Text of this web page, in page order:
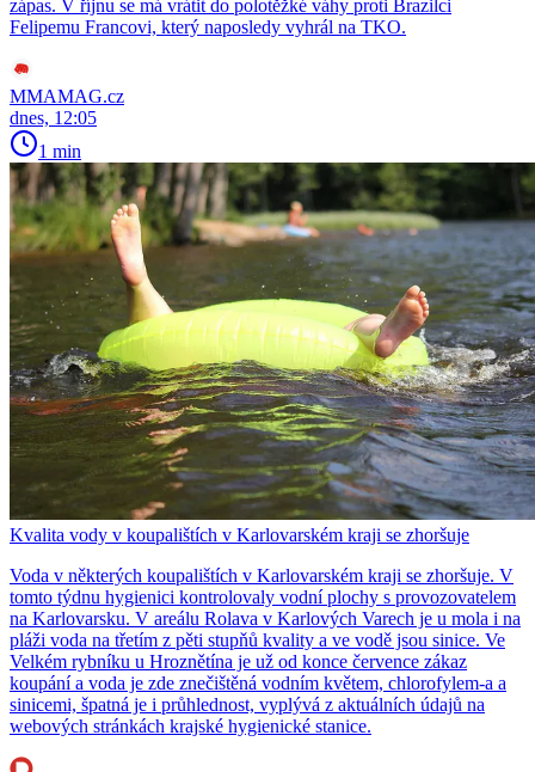
zápas. V říjnu se má vrátit do polotěžké váhy proti Brazilci
Felipemu Francovi, který naposledy vyhrál na TKO.
MMAMAG.cz
dnes, 12:05
1 min
Kvalita vody v koupalištích v Karlovarském kraji se zhoršuje
Voda v některých koupalištích v Karlovarském kraji se zhoršuje. V
tomto týdnu hygienici kontrolovaly vodní plochy s provozovatelem
na Karlovarsku. V areálu Rolava v Karlových Varech je u mola i na
pláži voda na třetím z pěti stupňů kvality a ve vodě jsou sinice. Ve
Velkém rybníku u Hroznětína je už od konce července zákaz
koupání a voda je zde znečištěná vodním květem, chlorofylem-a a
sinicemi, špatná je i průhlednost, vyplývá z aktuálních údajů na
webových stránkách krajské hygienické stanice.